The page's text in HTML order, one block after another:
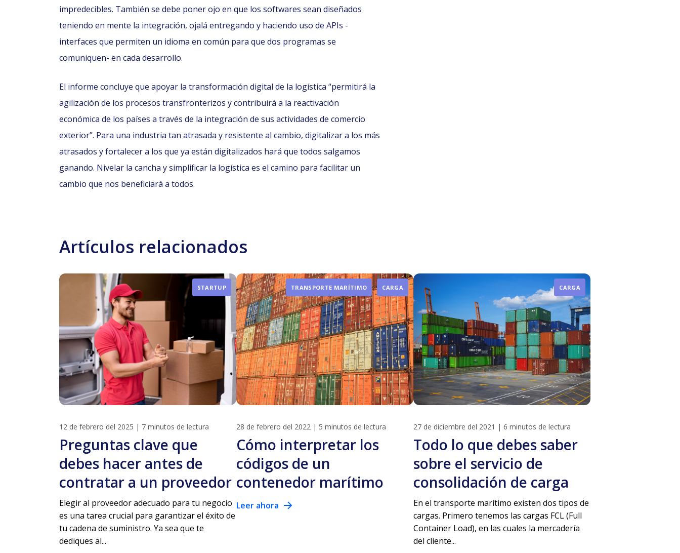
impredecibles. También se debe poner ojo en que los softwares sean diseñados
teniendo en mente la integración, ojalá entregando y haciendo uso de APIs -
interfaces que permiten un idioma en común para que dos programas se
comuniquen- en cada desarrollo.
El informe concluye que apoyar la transformación digital de la logística “permitirá la
agilización de los procesos transfronterizos y contribuirá a la reactivación
económica de los países a través de la integración de sus actividades de comercio
exterior”. Para una industria tan atrasada y resistente al cambio, digitalizar a los más
atrasados y fortalecer a los que ya están digitalizados hará que todos salgamos
ganando. Nivelar la cancha y simplificar la logística es el camino para facilitar un
cambio que nos beneficiará a todos.
Artículos relacionados
STARTUP
12 de febrero del 2025 | 7 minutos de lectura
Preguntas clave que
debes hacer antes de
contratar a un proveedor
Elegir al proveedor adecuado para tu negocio
es una tarea crucial para garantizar el éxito de
tu cadena de suministro. Ya sea que te
dediques al...
TRANSPORTE MARÍTIMO CARGA
28 de febrero del 2022 | 5 minutos de lectura
Cómo interpretar los
códigos de un
contenedor marítimo
Leer ahora
CARGA
27 de diciembre del 2021 | 6 minutos de lectura
Todo lo que debes saber
sobre el servicio de
consolidación de carga
En el transporte marítimo existen dos tipos de
cargas. Primero tenemos las cargas FCL (Full
Container Load), en las cuales la mercadería
del cliente...